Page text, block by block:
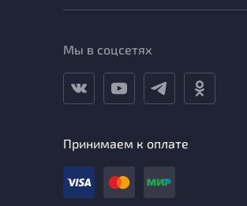
Мы в соцсетях
Принимаем к оплате